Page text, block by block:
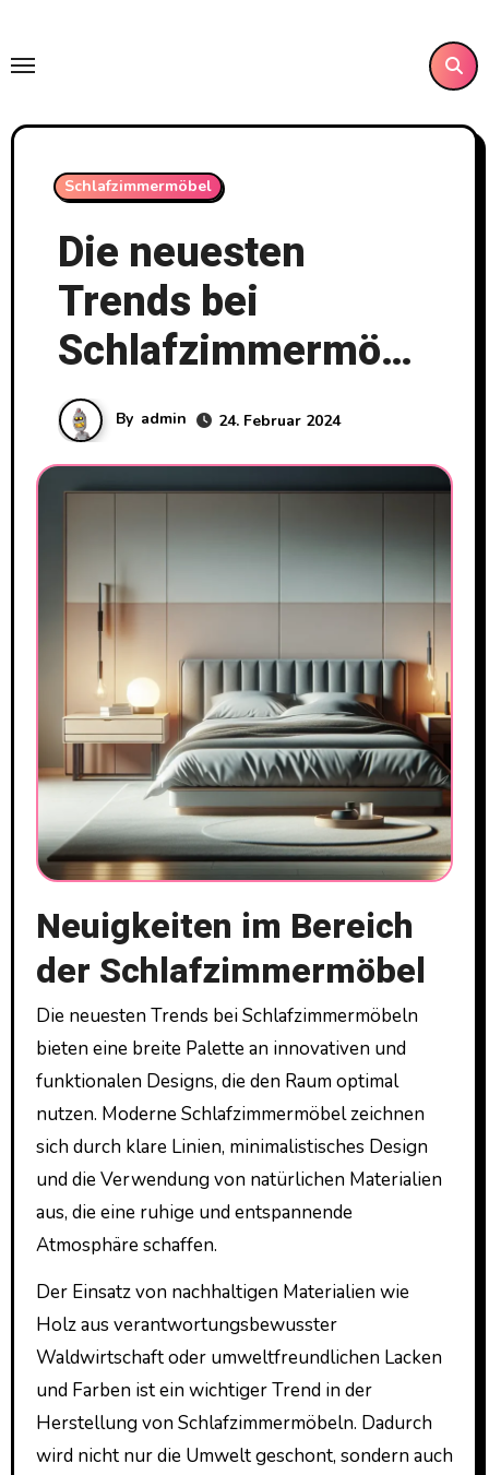
content
Schlafzimmermöbel
Die neuesten
Trends bei
Schlafzimmermöbeln
By admin 24. Februar 2024
Neuigkeiten im Bereich
der Schlafzimmermöbel
Die neuesten Trends bei Schlafzimmermöbeln
bieten eine breite Palette an innovativen und
funktionalen Designs, die den Raum optimal
nutzen. Moderne Schlafzimmermöbel zeichnen
sich durch klare Linien, minimalistisches Design
und die Verwendung von natürlichen Materialien
aus, die eine ruhige und entspannende
Atmosphäre schaffen.
Der Einsatz von nachhaltigen Materialien wie
Holz aus verantwortungsbewusster
Waldwirtschaft oder umweltfreundlichen Lacken
und Farben ist ein wichtiger Trend in der
Herstellung von Schlafzimmermöbeln. Dadurch
wird nicht nur die Umwelt geschont, sondern auch